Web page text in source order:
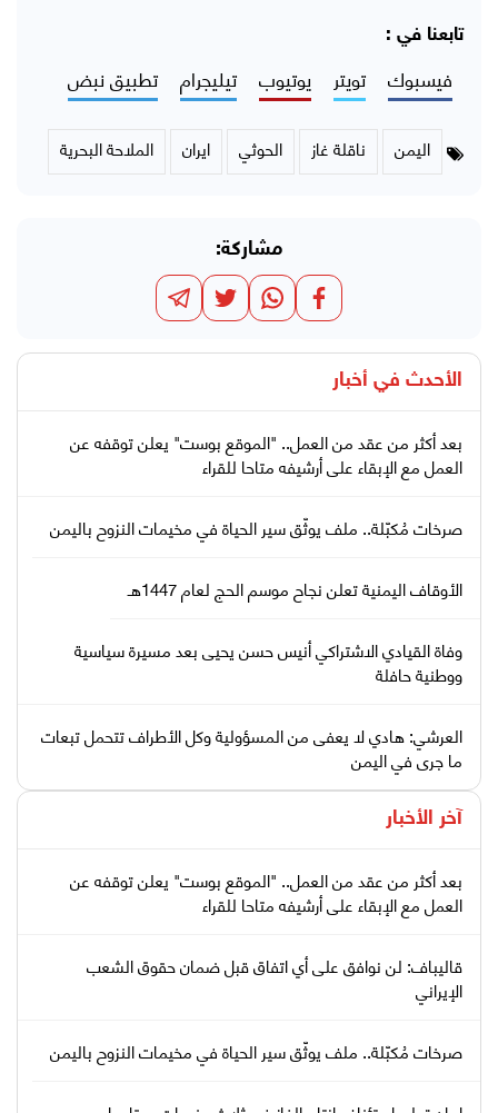
تابعنا في :
فيسبوك تويتر يوتيوب تيليجرام تطبيق نبض
اليمن ناقلة غاز الحوثي ايران الملاحة البحرية
مشاركة:
الأحدث في أخبار
بعد أكثر من عقد من العمل.. "الموقع بوست" يعلن توقفه عن
العمل مع الإبقاء على أرشيفه متاحا للقراء
صرخات مُكبّلة.. ملف يوثّق سير الحياة في مخيمات النزوح باليمن
الأوقاف اليمنية تعلن نجاح موسم الحج لعام 1447هـ
وفاة القيادي الاشتراكي أنيس حسن يحيى بعد مسيرة سياسية
ووطنية حافلة
العرشي: هادي لا يعفى من المسؤولية وكل الأطراف تتحمل تبعات
ما جرى في اليمن
آخر الأخبار
بعد أكثر من عقد من العمل.. "الموقع بوست" يعلن توقفه عن
العمل مع الإبقاء على أرشيفه متاحا للقراء
قاليباف: لن نوافق على أي اتفاق قبل ضمان حقوق الشعب
الإيراني
صرخات مُكبّلة.. ملف يوثّق سير الحياة في مخيمات النزوح باليمن